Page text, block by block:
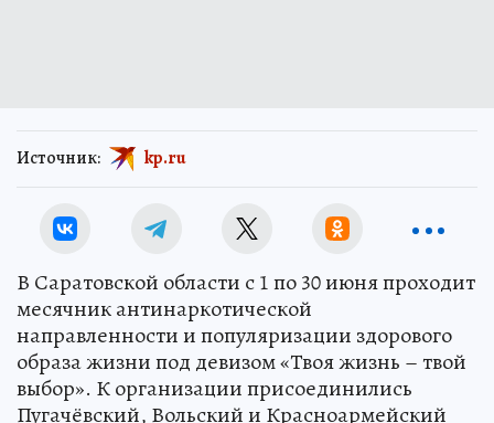
Источник: kp.ru
В Саратовской области с 1 по 30 июня проходит
месячник антинаркотической
направленности и популяризации здорового
образа жизни под девизом «Твоя жизнь – твой
выбор». К организации присоединились
Пугачёвский, Вольский и Красноармейский